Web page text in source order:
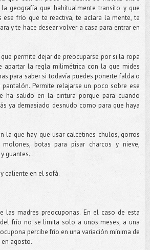
geografía que habitualmente transito y que
ese frío que te reactiva, te aclara la mente, te
y te hace desear volver a casa para entrar en
permite dejar de preocuparse por si la ropa
apartar la regla milimétrica con la que mides
para saber si todavía puedes ponerte falda o
Permite relajarse un poco sobre ese
ha salido en la cintura porque para cuando
ya demasiado desnudo como para que haya
la que hay que usar calcetines chulos, gorros
molones, botas para pisar charcos y nieve,
guantes.
caliente en el sofá.
las madres preocuponas. En el caso de esta
frío no se limita solo a unos meses, a una
percibe frio en una variación mínima de
agosto.